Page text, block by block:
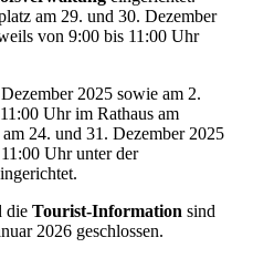
am 29. und 30. Dezember
von 9:00 bis 11:00 Uhr
2025 sowie am 2.
Uhr im Rathaus am
24. und 31. Dezember 2025
Uhr unter der
die Tourist-Information sind
2026 geschlossen.